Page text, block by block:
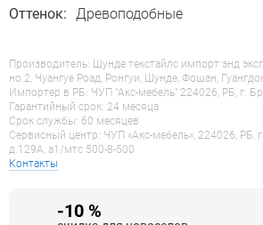
Оттенок: Древоподобные
Производитель: Шунде текстайлс импорт энд
но.2, Чуангуе Роад, Ронгуи, Шунде, Фошан,
Импортер в РБ: ЧУП "Акс-мебель" 224026, РБ, г.
Гарантийный срок: 24 месяца
Срок службы: 60 месяцев
Сервисный центр: ЧУП «Акс-мебель», 224026, РБ,
д.129А, a1/мтс 500-8-500
Контакты
-10 %